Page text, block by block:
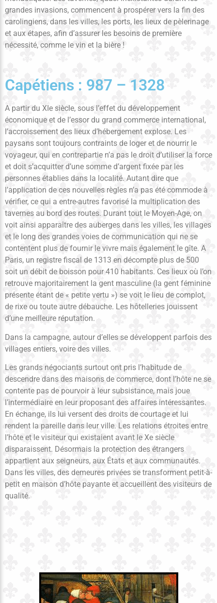
grandes invasions, commencent à prospérer vers la fin des
carolingiens, dans les villes, les ports, les lieux de pèlerinage
et aux étapes, afin d’assurer les besoins de première
nécessité, comme le vin et la bière !
Capétiens : 987 – 1328
A partir du XIe siècle, sous l’effet du développement
économique et de l’essor du grand commerce international,
l’accroissement des lieux d’hébergement explose. Les
paysans sont toujours contraints de loger et de nourrir le
voyageur, qui en contrepartie n’a pas le droit d’utiliser la force
et doit s’acquitter d’une somme d’argent fixée par les
personnes établies dans la localité. Autant dire que
l’application de ces nouvelles règles n’a pas été commode à
vérifier, ce qui a entre-autres favorisé la multiplication des
tavernes au bord des routes. Durant tout le Moyen-Age, on
voit ainsi apparaître des auberges dans les villes, les villages
et le long des grandes voies de communication qui ne se
contentent plus de fournir le vivre mais également le gîte. A
Paris, un registre fiscal de 1313 en décompte plus de 500
soit un débit de boisson pour 410 habitants. Ces lieux où l’on
retrouve majoritairement la gent masculine (la gent féminine
présente étant de « petite vertu ») se voit le lieu de complot,
de rixe ou toute autre débauche. Les hôtelleries jouissent
d’une meilleure réputation.
Dans la campagne, autour d’elles se développent parfois des
villages entiers, voire des villes.
Les grands négociants surtout ont pris l’habitude de
descendre dans des maisons de commerce, dont l’hôte ne se
contente pas de pourvoir à leur subsistance, mais joue
l’intermédiaire en leur proposant des affaires intéressantes.
En échange, ils lui versent des droits de courtage et lui
rendent la pareille dans leur ville. Les relations étroites entre
l’hôte et le visiteur qui existaient avant le Xe siècle
disparaissent. Désormais la protection des étrangers
appartient aux seigneurs, aux États et aux communautés.
Dans les villes, des demeures privées se transforment petit-à-
petit en maison d’hôte payante et accueillent des visiteurs de
qualité.